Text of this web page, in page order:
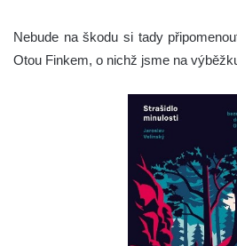
Nebude na škodu si tady
Otou Finkem, o nichž jsme na